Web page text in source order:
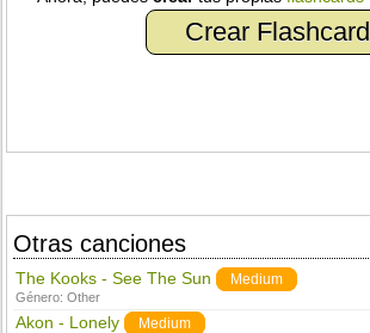
Crear Flashcard
Otras canciones
The Kooks - See The Sun Medium
Género:Other
Akon - Lonely Medium